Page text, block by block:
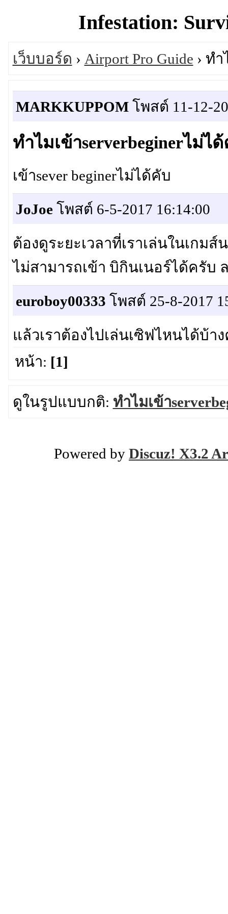
Infestation:
เว็บบอร์ด › Airport Pro Guide › ท
MARKKUPPOMโพสต์ 11-12-
ทำไมเข้าserverbeginerไม่ไ
เข้าsever beginerไม่ได้คับ
JoJoeโพสต์ 6-5-2017 16:14:00
ต้องดูระยะเวลาที่เราเล่นในเกม
ไม่สามารถเข้า บิกินเนอร์ได้ครับ
euroboy00333 โพสต์ 25-8-2017
แล้วเราต้องไปเล่นเซิฟไหนได้บ้า
หน้า: [1]
ดูในรูปแบบกติ: ทำไมเข้า
Powered by Discuz! X3.2